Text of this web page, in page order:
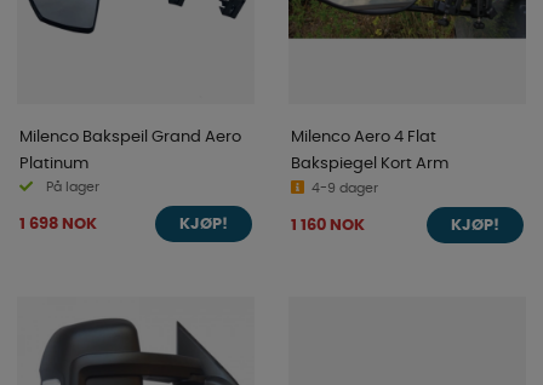
Milenco Bakspeil Grand Aero
Platinum
På lager
1 698 NOK KJØP!
Milenco Aero 4 Flat
Bakspiegel Kort Arm
4-9 dager
1 160 NOK KJØP!